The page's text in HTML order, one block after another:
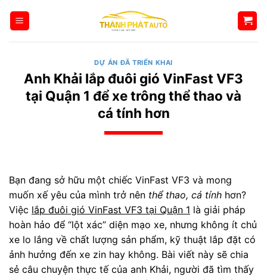
qua
DỰ ÁN ĐÃ TRIỂN KHAI
Anh Khải lắp đuôi gió VinFast VF3
tại Quận 1 để xe trông thể thao và
cá tính hơn
Bạn đang sở hữu một chiếc VinFast VF3 và mong
muốn xế yêu của mình trở nên thể thao, cá tính hơn?
Việc lắp đuôi gió VinFast VF3 tại Quận 1 là giải pháp
hoàn hảo để “lột xác” diện mạo xe, nhưng không ít chủ
xe lo lắng về chất lượng sản phẩm, kỹ thuật lắp đặt có
ảnh hưởng đến xe zin hay không. Bài viết này sẽ chia
sẻ câu chuyện thực tế của anh Khải, người đã tìm thấy